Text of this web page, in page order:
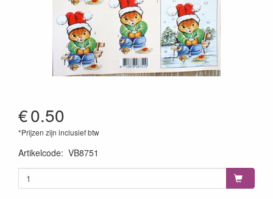
€0.50
*Prijzen zijn inclusief btw
Artikelcode: VB8751